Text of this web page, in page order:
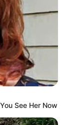
કોણે આપ્યો, પેલેટ
આપી? રાહુલ
કોમ્પ્યુટર
આવી શકે છે, 10
See Her Now